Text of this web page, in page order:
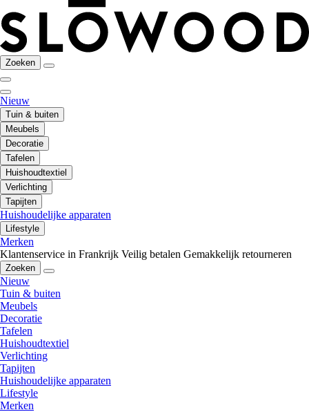
Zoeken
Nieuw
Tuin & buiten
Meubels
Decoratie
Tafelen
Huishoudtextiel
Verlichting
Tapijten
Huishoudelijke apparaten
Lifestyle
Merken
Klantenservice in Frankrijk Veilig betalen Gemakkelijk retourneren
Zoeken
Nieuw
Tuin & buiten
Meubels
Decoratie
Tafelen
Huishoudtextiel
Verlichting
Tapijten
Huishoudelijke apparaten
Lifestyle
Merken